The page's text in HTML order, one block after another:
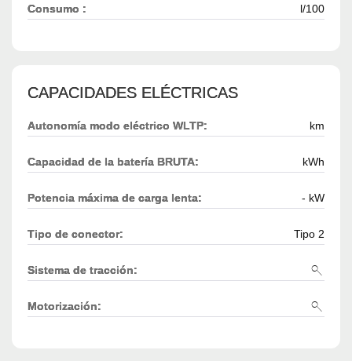
Consumo : l/100
CAPACIDADES ELÉCTRICAS
Autonomía modo eléctrico WLTP: km
Capacidad de la batería BRUTA: kWh
Potencia máxima de carga lenta: - kW
Tipo de conector: Tipo 2
Sistema de tracción:
Motorización: